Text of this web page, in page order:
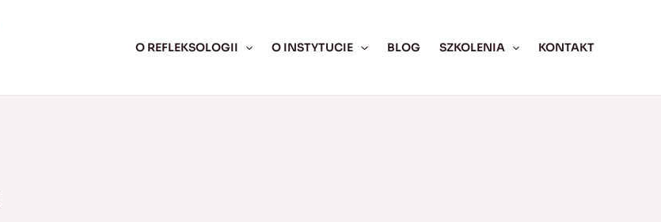
O REFLEKSOLOGII O INSTYTUCIE BLOG SZKOLENIA KONTAKT